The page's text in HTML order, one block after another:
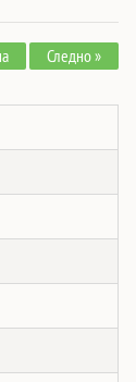
Следно »